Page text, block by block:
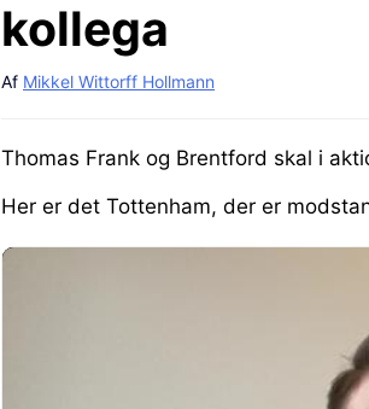
kollega
Af Mikkel Wittorff Hollmann
Thomas Frank og Brentford skal i
Her er det Tottenham, der er